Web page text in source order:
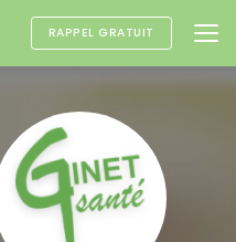
RAPPEL GRATUIT